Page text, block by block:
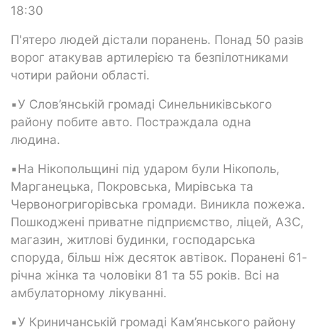
18:30
П'ятеро людей дістали поранень. Понад 50 разів
ворог атакував артилерією та безпілотниками
чотири райони області.
▪️У Слов’янській громаді Синельниківського
району побите авто. Постраждала одна
людина.
▪️На Нікопольщині під ударом були Нікополь,
Марганецька, Покровська, Мирівська та
Червоногригорівська громади. Виникла пожежа.
Пошкоджені приватне підприємство, ліцей, АЗС,
магазин, житлові будинки, господарська
споруда, більш ніж десяток автівок. Поранені 61-
річна жінка та чоловіки 81 та 55 років. Всі на
амбулаторному лікуванні.
▪️У Криничанській громаді Кам’янського району